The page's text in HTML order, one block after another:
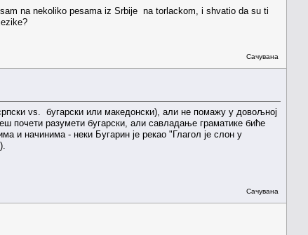
na nekoliko pesama iz Srbije na torlackom, i shvatio da su ti
Сачувана
vs. бугарски или македонски), али не помажу у довољноj
почети разумети бугарски, али савладање граматике биће
и начинима - неки Бугарин jе рекао "Глагол jе слон у
Сачувана